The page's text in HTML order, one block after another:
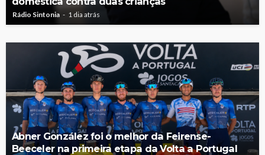
Rádio Sintonia 1 dia atrás
Abner González foi o melhor da Feirense-
Beeceler na primeira etapa da Volta a Portugal